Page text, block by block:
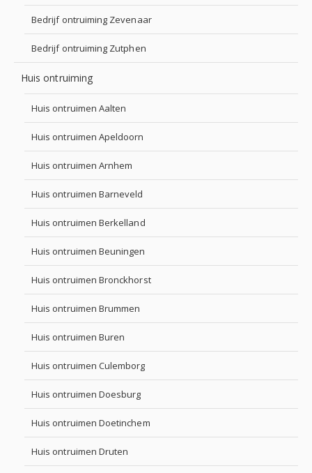
Bedrijf ontruiming Zevenaar
Bedrijf ontruiming Zutphen
Huis ontruiming
Huis ontruimen Aalten
Huis ontruimen Apeldoorn
Huis ontruimen Arnhem
Huis ontruimen Barneveld
Huis ontruimen Berkelland
Huis ontruimen Beuningen
Huis ontruimen Bronckhorst
Huis ontruimen Brummen
Huis ontruimen Buren
Huis ontruimen Culemborg
Huis ontruimen Doesburg
Huis ontruimen Doetinchem
Huis ontruimen Druten